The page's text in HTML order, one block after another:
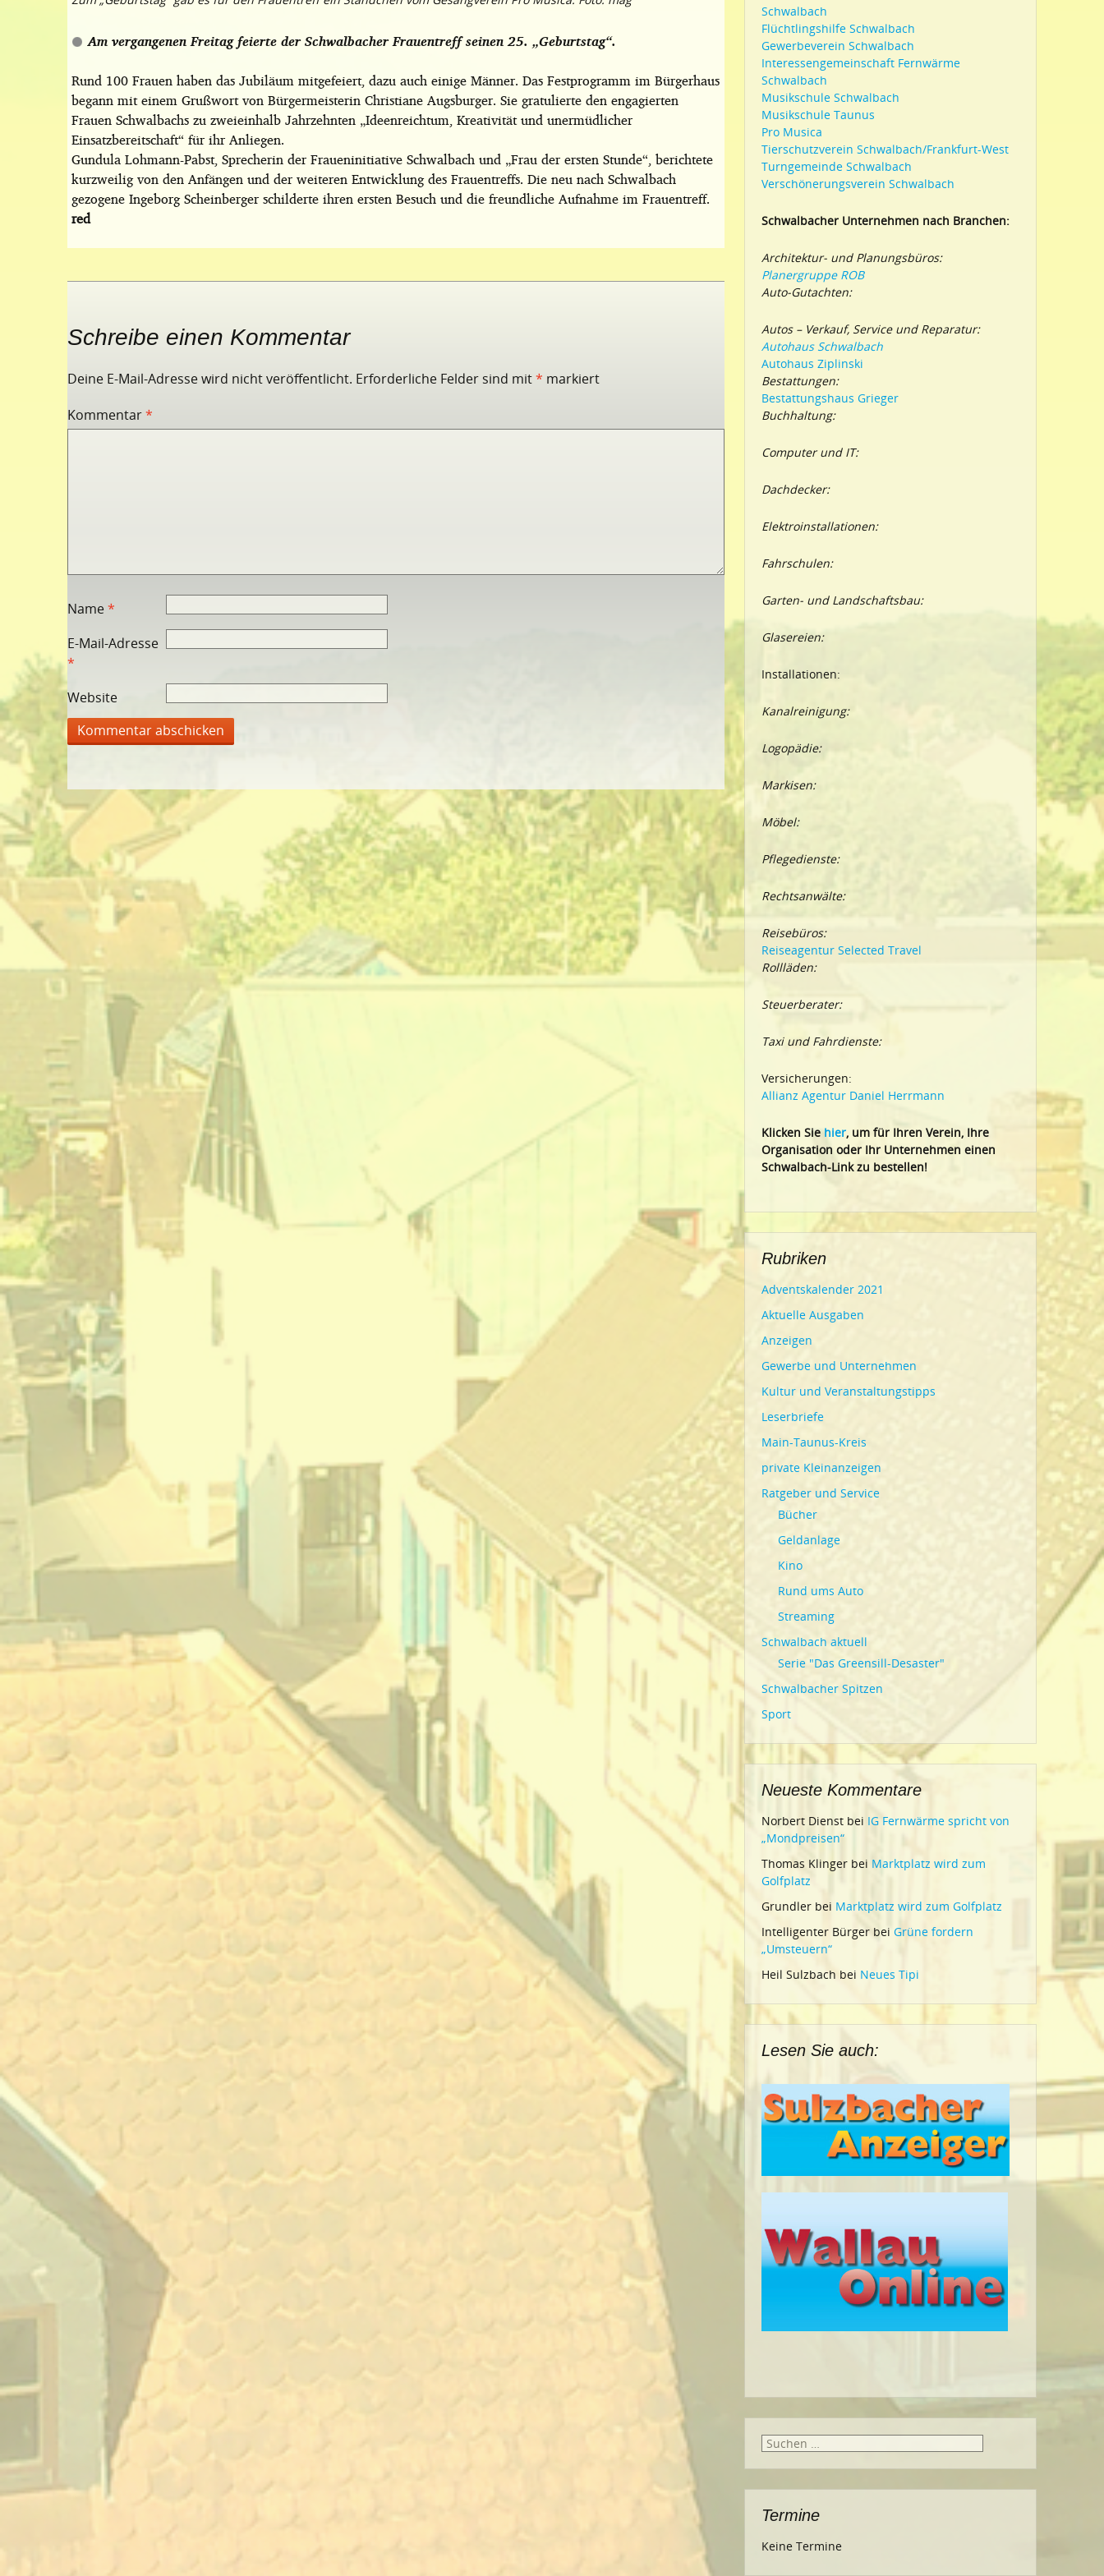
Am vergangenen Freitag feierte der Schwalbacher Frauentreff seinen 25. „Geburtstag“.
Rund 100 Frauen haben das Jubiläum mitgefeiert, dazu auch einige Männer. Das Festprogramm im Bürgerhaus
begann mit einem Grußwort von Bürgermeisterin Christiane Augsburger. Sie gratulierte den engagierten
Frauen Schwalbachs zu zweieinhalb Jahrzehnten „Ideenreichtum, Kreativität und unermüdlicher
Einsatzbereitschaft“ für ihr Anliegen.
Gundula Lohmann-Pabst, Sprecherin der Fraueninitiative Schwalbach und „Frau der ersten Stunde“, berichtete
kurzweilig von den Anfängen und der weiteren Entwicklung des Frauentreffs. Die neu nach Schwalbach
gezogene Ingeborg Scheinberger schilderte ihren ersten Besuch und die freundliche Aufnahme im Frauentreff.
red
Schreibe einen Kommentar
Deine E-Mail-Adresse wird nicht veröffentlicht. Erforderliche Felder sind mit* markiert
Kommentar*
Name*
E-Mail-Adresse
*
Website
Schwalbach
Flüchtlingshilfe Schwalbach
Gewerbeverein Schwalbach
Interessengemeinschaft Fernwärme
Schwalbach
Musikschule Schwalbach
Musikschule Taunus
Pro Musica
Tierschutzverein Schwalbach/Frankfurt-West
Turngemeinde Schwalbach
Verschönerungsverein Schwalbach
Schwalbacher Unternehmen nach Branchen:
Architektur- und Planungsbüros:
Planergruppe ROB
Auto-Gutachten:
Autos – Verkauf, Service und Reparatur:
Autohaus Schwalbach
Autohaus Ziplinski
Bestattungen:
Bestattungshaus Grieger
Buchhaltung:
Computer und IT:
Dachdecker:
Elektroinstallationen:
Fahrschulen:
Garten- und Landschaftsbau:
Glasereien:
Installationen:
Kanalreinigung:
Logopädie:
Markisen:
Möbel:
Pflegedienste:
Rechtsanwälte:
Reisebüros:
Reiseagentur Selected Travel
Rollläden:
Steuerberater:
Taxi und Fahrdienste:
Versicherungen:
Allianz Agentur Daniel Herrmann
Klicken Siehier, um für Ihren Verein, Ihre
Organisation oder Ihr Unternehmen einen
Schwalbach-Link zu bestellen!
Rubriken
Adventskalender 2021
Aktuelle Ausgaben
Anzeigen
Gewerbe und Unternehmen
Kultur und Veranstaltungstipps
Leserbriefe
Main-Taunus-Kreis
private Kleinanzeigen
Ratgeber und Service
Bücher
Geldanlage
Kino
Rund ums Auto
Streaming
Schwalbach aktuell
Serie "Das Greensill-Desaster"
Schwalbacher Spitzen
Sport
Neueste Kommentare
Norbert Dienst bei IG Fernwärme spricht von
„Mondpreisen“
Thomas Klinger bei Marktplatz wird zum
Golfplatz
Grundler bei Marktplatz wird zum Golfplatz
Intelligenter Bürger bei Grüne fordern
„Umsteuern“
Heil Sulzbach bei Neues Tipi
Lesen Sie auch:
Suche
Termine
Keine Termine